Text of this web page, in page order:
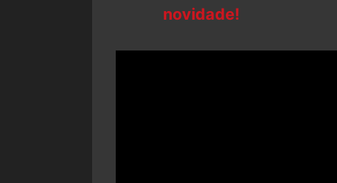
novidade!